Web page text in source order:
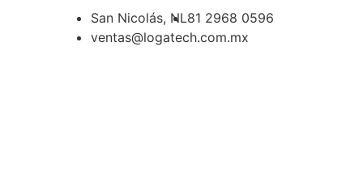
San Nicolás, NL81 2968 0596
ventas@logatech.com.mx